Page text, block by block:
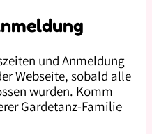
und Anmeldung
Webseite, sobald alle
wurden. Komm
Gardetanz-Familie